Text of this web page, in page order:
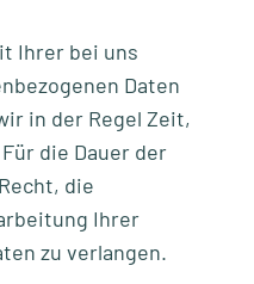
Ihrer bei uns
Daten
in der Regel Zeit,
die Dauer der
die
Ihrer
zu verlangen.